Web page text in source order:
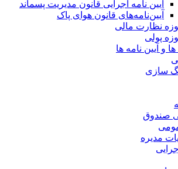
آیین نامه اجرایی قانون مدیریت پسماند
آیین‌نامه‌های قانون هوای پاک
نظارت مالی
پولی
و آیین نامه ها
سازی
صندوق
مدیره